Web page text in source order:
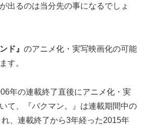
出るのは当分先の事になるでしょ
ド』 のアニメ化・実写映画化の可能
す。
年の連載終了直後にアニメ化・実
て、『バクマン。』は連載期間中の
、連載終了から3年経った2015年